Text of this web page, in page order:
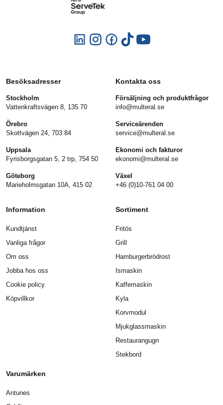
Besöksadresser
Stockholm
Vattenkraftsvägen 8, 135 70
Örebro
Skottvägen 24, 703 84
Uppsala
Fyrisborgsgatan 5, 2 trp, 754 50
Göteborg
Marieholmsgatan 10A, 415 02
Kontakta oss
Försäljning och produktfrågor
info@multeral.se
Serviceärenden
service@multeral.se
Ekonomi och fakturor
ekonomi@multeral.se
Växel
+46 (0)10-761 04 00
Information
Kundtjänst
Vanliga frågor
Om oss
Jobba hos oss
Cookie policy
Köpvillkor
Sortiment
Fritös
Grill
Hamburgerbrödrost
Ismaskin
Kaffemaskin
Kyla
Korvmodul
Mjukglassmaskin
Restaurangugn
Stekbord
Varumärken
Antunes